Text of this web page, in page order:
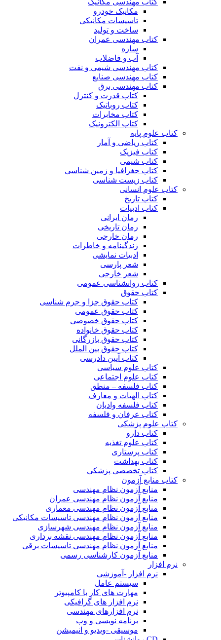
مکانیک خودرو
تاسیسات مکانیکی
ساخت و تولید
کتاب مهندسی عمران
سازه
آب و فاضلاب
کتاب مهندسی شیمی و نفت
کتاب مهندسی صنایع
کتاب مهندسی برق
کتاب قدرت و کنترل
کتاب روباتیک
کتاب مخابرات
کتاب الکترونیک
کتاب علوم پایه
کتاب ریاضی و آمار
کتاب فیزیک
کتاب شیمی
کتاب جغرافیا و زمین شناسی
کتاب زیست شناسی
کتاب علوم انسانی
کتاب تاریخ
کتاب ادبیات
رمان ایرانی
رمان تاریخی
رمان خارجی
زندگینامه و خاطرات
ادبیات نمایشی
شعر پارسی
شعر خارجی
کتاب روانشناسی عمومی
کتاب حقوق
کتاب حقوق جزا و جرم شناسی
کتاب حقوق عمومی
کتاب حقوق خصوصی
کتاب حقوق خانواده
کتاب حقوق بازرگانی
کتاب حقوق بین الملل
کتاب آیین دادرسی
کتاب علوم سیاسی
کتاب علوم اجتماعی
کتاب فلسفه – منطق
کتاب الهیات و معارف
کتاب فلسفه وادیان
کتاب عرفان و فلسفه
کتاب علوم پزشکی
کتاب دارو
کتاب علوم تغذیه
کتاب پرستاری
کتاب بهداشت
کتاب تخصصی پزشکی
کتاب منابع آزمون
منابع آزمون نظام مهندسی
منابع آزمون نظام مهندسی عمران
منابع آزمون نظام مهندسی معماری
منابع آزمون نظام مهندسی تاسیسات مکانیکی
منابع آزمون نظام مهندسی شهرسازی
منابع آزمون نظام مهندسی نقشه برداری
منابع آزمون نظام مهندسی تاسیسات برقی
منابع آزمون کارشناسی رسمی
نرم افزار
نرم افزار -آموزشی
سیستم عامل
مهارت های کار با کامپیوتر
نرم افزار های گرافیکی
نرم افزارهای مهندسی
برنامه نویسی و وب
موسیقی -ویدیو و انیمیشن